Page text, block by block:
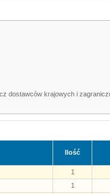
dostawców krajowych i
Ilość
1
1